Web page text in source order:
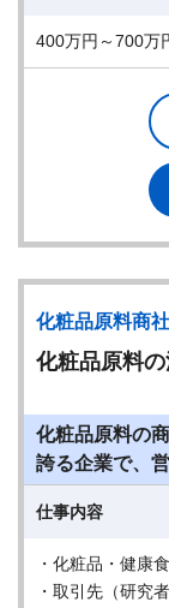
400万円～700
化粧品原料商社
化粧品原料の
化粧品原料の
誇る企業で、
仕事内容
・化粧品・健康
・取引先（研究